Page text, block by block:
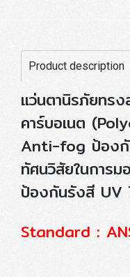
Product description
แว่นตานิรภัยทร
คาร์บอเนต
Anti-fog ป้องกั
ทัศนวิสัยในการม
ป้องกันรังสี UV
Standard :